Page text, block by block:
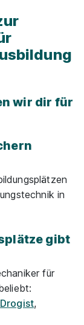
wir dir für
in
gibt
für
Drogist,